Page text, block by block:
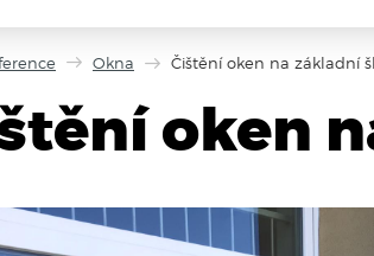
Okna Čištění oken na základní
oken